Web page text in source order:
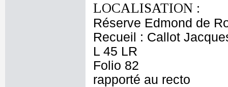
LOCALISATION :
Réserve Edmond de
Recueil : Callot
L 45 LR
Folio 82
rapporté au recto